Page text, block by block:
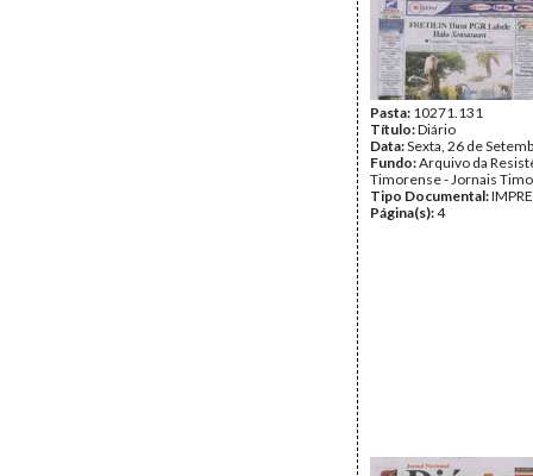
Pasta: 10271.131
Título:Diário
Data:Sexta, 26 de
Fundo:Arquivo da
Timorense - Jornais
Tipo Documental:
Página(s):4